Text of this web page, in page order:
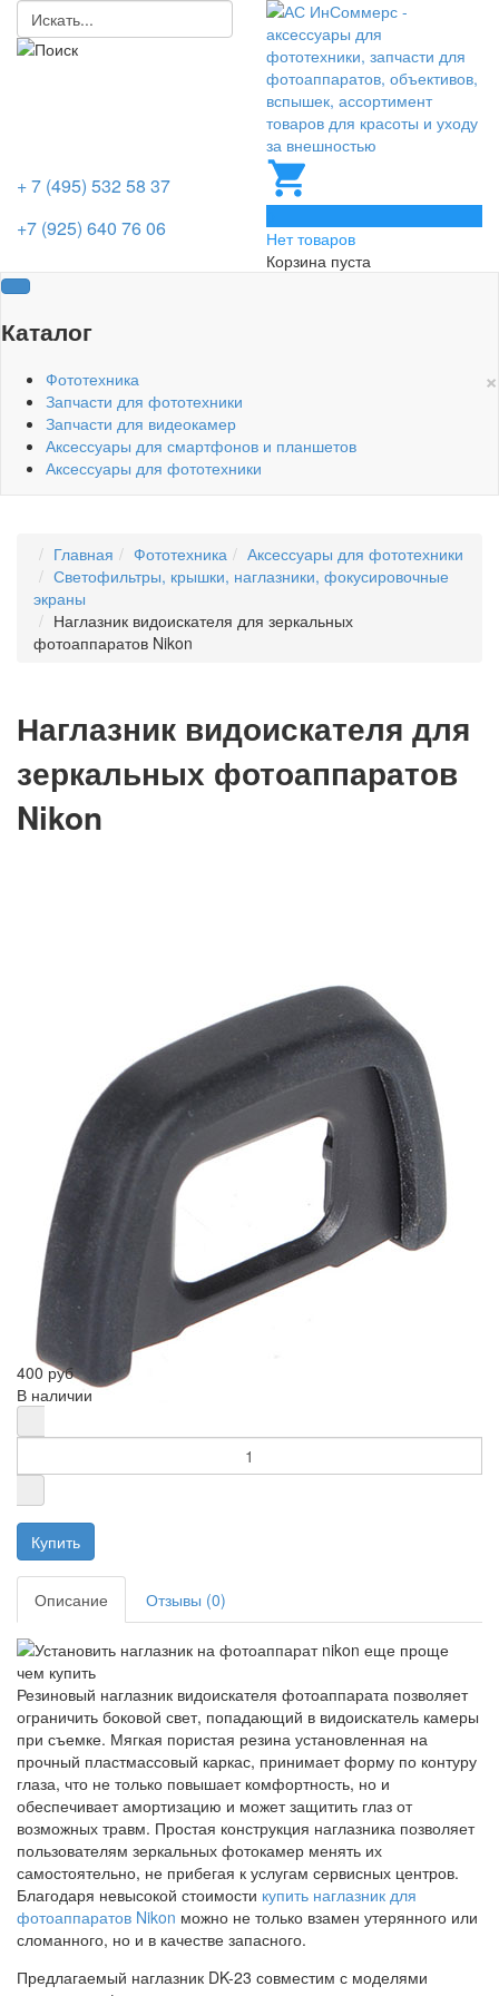
+ 7 (495) 532 58 37
+7 (925) 640 76 06
Нет товаров
Корзина пуста
Каталог
×
Фототехника
Запчасти для фототехники
Запчасти для видеокамер
Аксессуары для смартфонов и планшетов
Аксессуары для фототехники
Главная Фототехника
Аксессуары для фототехники
Светофильтры, крышки, наглазники, фокусировочные
экраны
Наглазник видоискателя для зеркальных
фотоаппаратов Nikon
Наглазник видоискателя для
зеркальных фотоаппаратов
Nikon
400 руб
В наличии
Описание Отзывы (0)
Резиновый наглазник видоискателя фотоаппарата позволяет
ограничить боковой свет, попадающий в видоискатель камеры
при съемке. Мягкая пористая резина установленная на
прочный пластмассовый каркас, принимает форму по контуру
глаза, что не только повышает комфортность, но и
обеспечивает амортизацию и может защитить глаз от
возможных травм. Простая конструкция наглазника позволяет
пользователям зеркальных фотокамер менять их
самостоятельно, не прибегая к услугам сервисных центров.
Благодаря невысокой стоимости купить наглазник для
фотоаппаратов Nikon можно не только взамен утерянного или
сломанного, но и в качестве запасного.
Предлагаемый наглазник DK-23 совместим с моделями